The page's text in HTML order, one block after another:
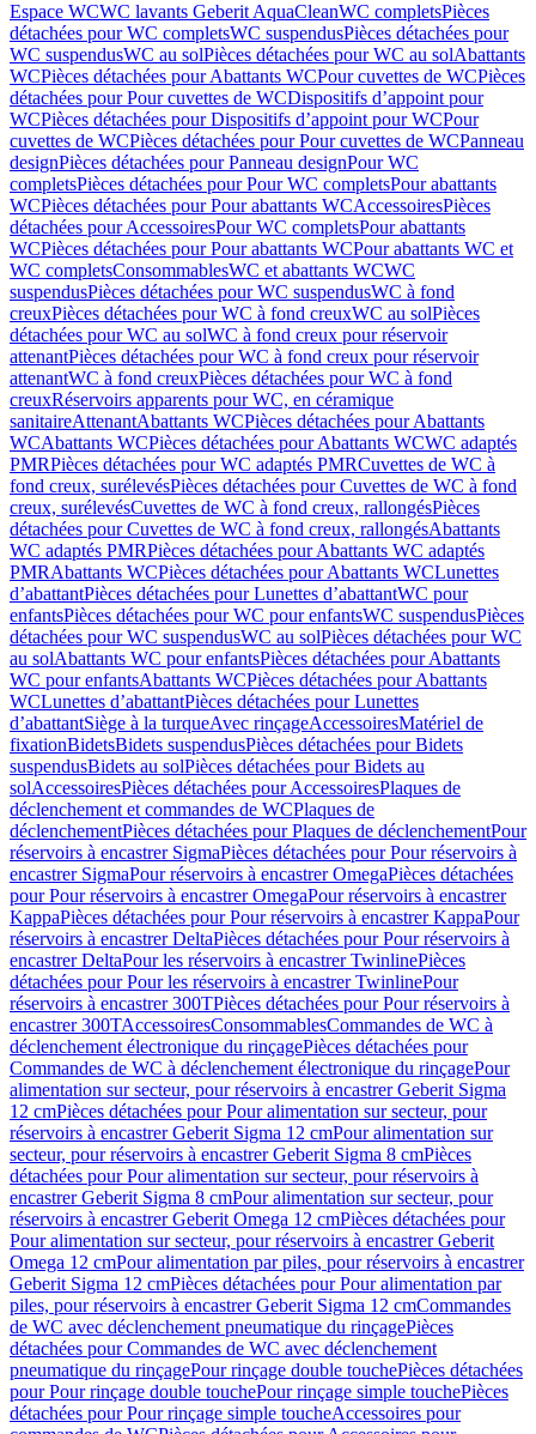
Espace WCWC lavants Geberit AquaCleanWC completsPièces
détachées pour WC completsWC suspendusPièces détachées pour
WC suspendusWC au solPièces détachées pour WC au solAbattants
WCPièces détachées pour Abattants WCPour cuvettes de WCPièces
détachées pour Pour cuvettes de WCDispositifs d’appoint pour
WCPièces détachées pour Dispositifs d’appoint pour WCPour
cuvettes de WCPièces détachées pour Pour cuvettes de WCPanneau
designPièces détachées pour Panneau designPour WC
completsPièces détachées pour Pour WC completsPour abattants
WCPièces détachées pour Pour abattants WCAccessoiresPièces
détachées pour AccessoiresPour WC completsPour abattants
WCPièces détachées pour Pour abattants WCPour abattants WC et
WC completsConsommablesWC et abattants WCWC
suspendusPièces détachées pour WC suspendusWC à fond
creuxPièces détachées pour WC à fond creuxWC au solPièces
détachées pour WC au solWC à fond creux pour réservoir
attenantPièces détachées pour WC à fond creux pour réservoir
attenantWC à fond creuxPièces détachées pour WC à fond
creuxRéservoirs apparents pour WC, en céramique
sanitaireAttenantAbattants WCPièces détachées pour Abattants
WCAbattants WCPièces détachées pour Abattants WCWC adaptés
PMRPièces détachées pour WC adaptés PMRCuvettes de WC à
fond creux, surélevésPièces détachées pour Cuvettes de WC à fond
creux, surélevésCuvettes de WC à fond creux, rallongésPièces
détachées pour Cuvettes de WC à fond creux, rallongésAbattants
WC adaptés PMRPièces détachées pour Abattants WC adaptés
PMRAbattants WCPièces détachées pour Abattants WCLunettes
d’abattantPièces détachées pour Lunettes d’abattantWC pour
enfantsPièces détachées pour WC pour enfantsWC suspendusPièces
détachées pour WC suspendusWC au solPièces détachées pour WC
au solAbattants WC pour enfantsPièces détachées pour Abattants
WC pour enfantsAbattants WCPièces détachées pour Abattants
WCLunettes d’abattantPièces détachées pour Lunettes
d’abattantSiège à la turqueAvec rinçageAccessoiresMatériel de
fixationBidetsBidets suspendusPièces détachées pour Bidets
suspendusBidets au solPièces détachées pour Bidets au
solAccessoiresPièces détachées pour AccessoiresPlaques de
déclenchement et commandes de WCPlaques de
déclenchementPièces détachées pour Plaques de déclenchementPour
réservoirs à encastrer SigmaPièces détachées pour Pour réservoirs à
encastrer SigmaPour réservoirs à encastrer OmegaPièces détachées
pour Pour réservoirs à encastrer OmegaPour réservoirs à encastrer
KappaPièces détachées pour Pour réservoirs à encastrer KappaPour
réservoirs à encastrer DeltaPièces détachées pour Pour réservoirs à
encastrer DeltaPour les réservoirs à encastrer TwinlinePièces
détachées pour Pour les réservoirs à encastrer TwinlinePour
réservoirs à encastrer 300TPièces détachées pour Pour réservoirs à
encastrer 300TAccessoiresConsommablesCommandes de WC à
déclenchement électronique du rinçagePièces détachées pour
Commandes de WC à déclenchement électronique du rinçagePour
alimentation sur secteur, pour réservoirs à encastrer Geberit Sigma
12 cmPièces détachées pour Pour alimentation sur secteur, pour
réservoirs à encastrer Geberit Sigma 12 cmPour alimentation sur
secteur, pour réservoirs à encastrer Geberit Sigma 8 cmPièces
détachées pour Pour alimentation sur secteur, pour réservoirs à
encastrer Geberit Sigma 8 cmPour alimentation sur secteur, pour
réservoirs à encastrer Geberit Omega 12 cmPièces détachées pour
Pour alimentation sur secteur, pour réservoirs à encastrer Geberit
Omega 12 cmPour alimentation par piles, pour réservoirs à encastrer
Geberit Sigma 12 cmPièces détachées pour Pour alimentation par
piles, pour réservoirs à encastrer Geberit Sigma 12 cmCommandes
de WC avec déclenchement pneumatique du rinçagePièces
détachées pour Commandes de WC avec déclenchement
pneumatique du rinçagePour rinçage double touchePièces détachées
pour Pour rinçage double touchePour rinçage simple touchePièces
détachées pour Pour rinçage simple toucheAccessoires pour